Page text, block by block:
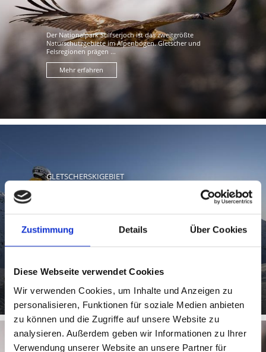
Zustimmung Details Über Cookies
Diese Webseite verwendet Cookies
Wir verwenden Cookies, um Inhalte und Anzeigen zu
personalisieren, Funktionen für soziale Medien anbieten
zu können und die Zugriffe auf unsere Website zu
analysieren. Außerdem geben wir Informationen zu Ihrer
Verwendung unserer Website an unsere Partner für
Der Nationalpark Stilfserjoch ist das zweitgrößte
Naturschutzgebiete im Alpenbogen. Gletscher und
Felsregionen prägen ...
Mehr erfahren
GLETSCHERSKIGEBIET
Das schneesichere Sommer-Gletscherskigebiet im